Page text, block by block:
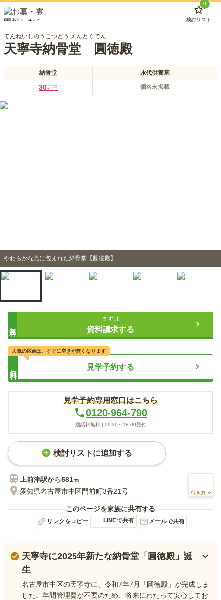
0
検討リスト
てんねいじのうこつどう えんとくでん
天寧寺納骨堂 圓徳殿
納骨堂 永代供養墓
30万円 価格未掲載
やわらかな光に包まれた納骨堂【圓徳殿】
まずは
資料請求する
見学予約する
人気の区画は、すぐに空きが無くなります
見学予約専用窓口はこちら
0120-964-790
通話料無料 | 09:30～18:00受付
検討リストに追加する
上前津駅から581m
愛知県名古屋市中区門前町3番21号
行き方
このページを家族に共有する
リンクをコピー LINEで共有 メールで共有
天寧寺に2025年新たな納骨堂「圓徳殿」誕
生
名古屋市中区の天寧寺に、令和7年7月「圓徳殿」が完成しま
した。年間管理費が不要のため、将来にわたって安心してお